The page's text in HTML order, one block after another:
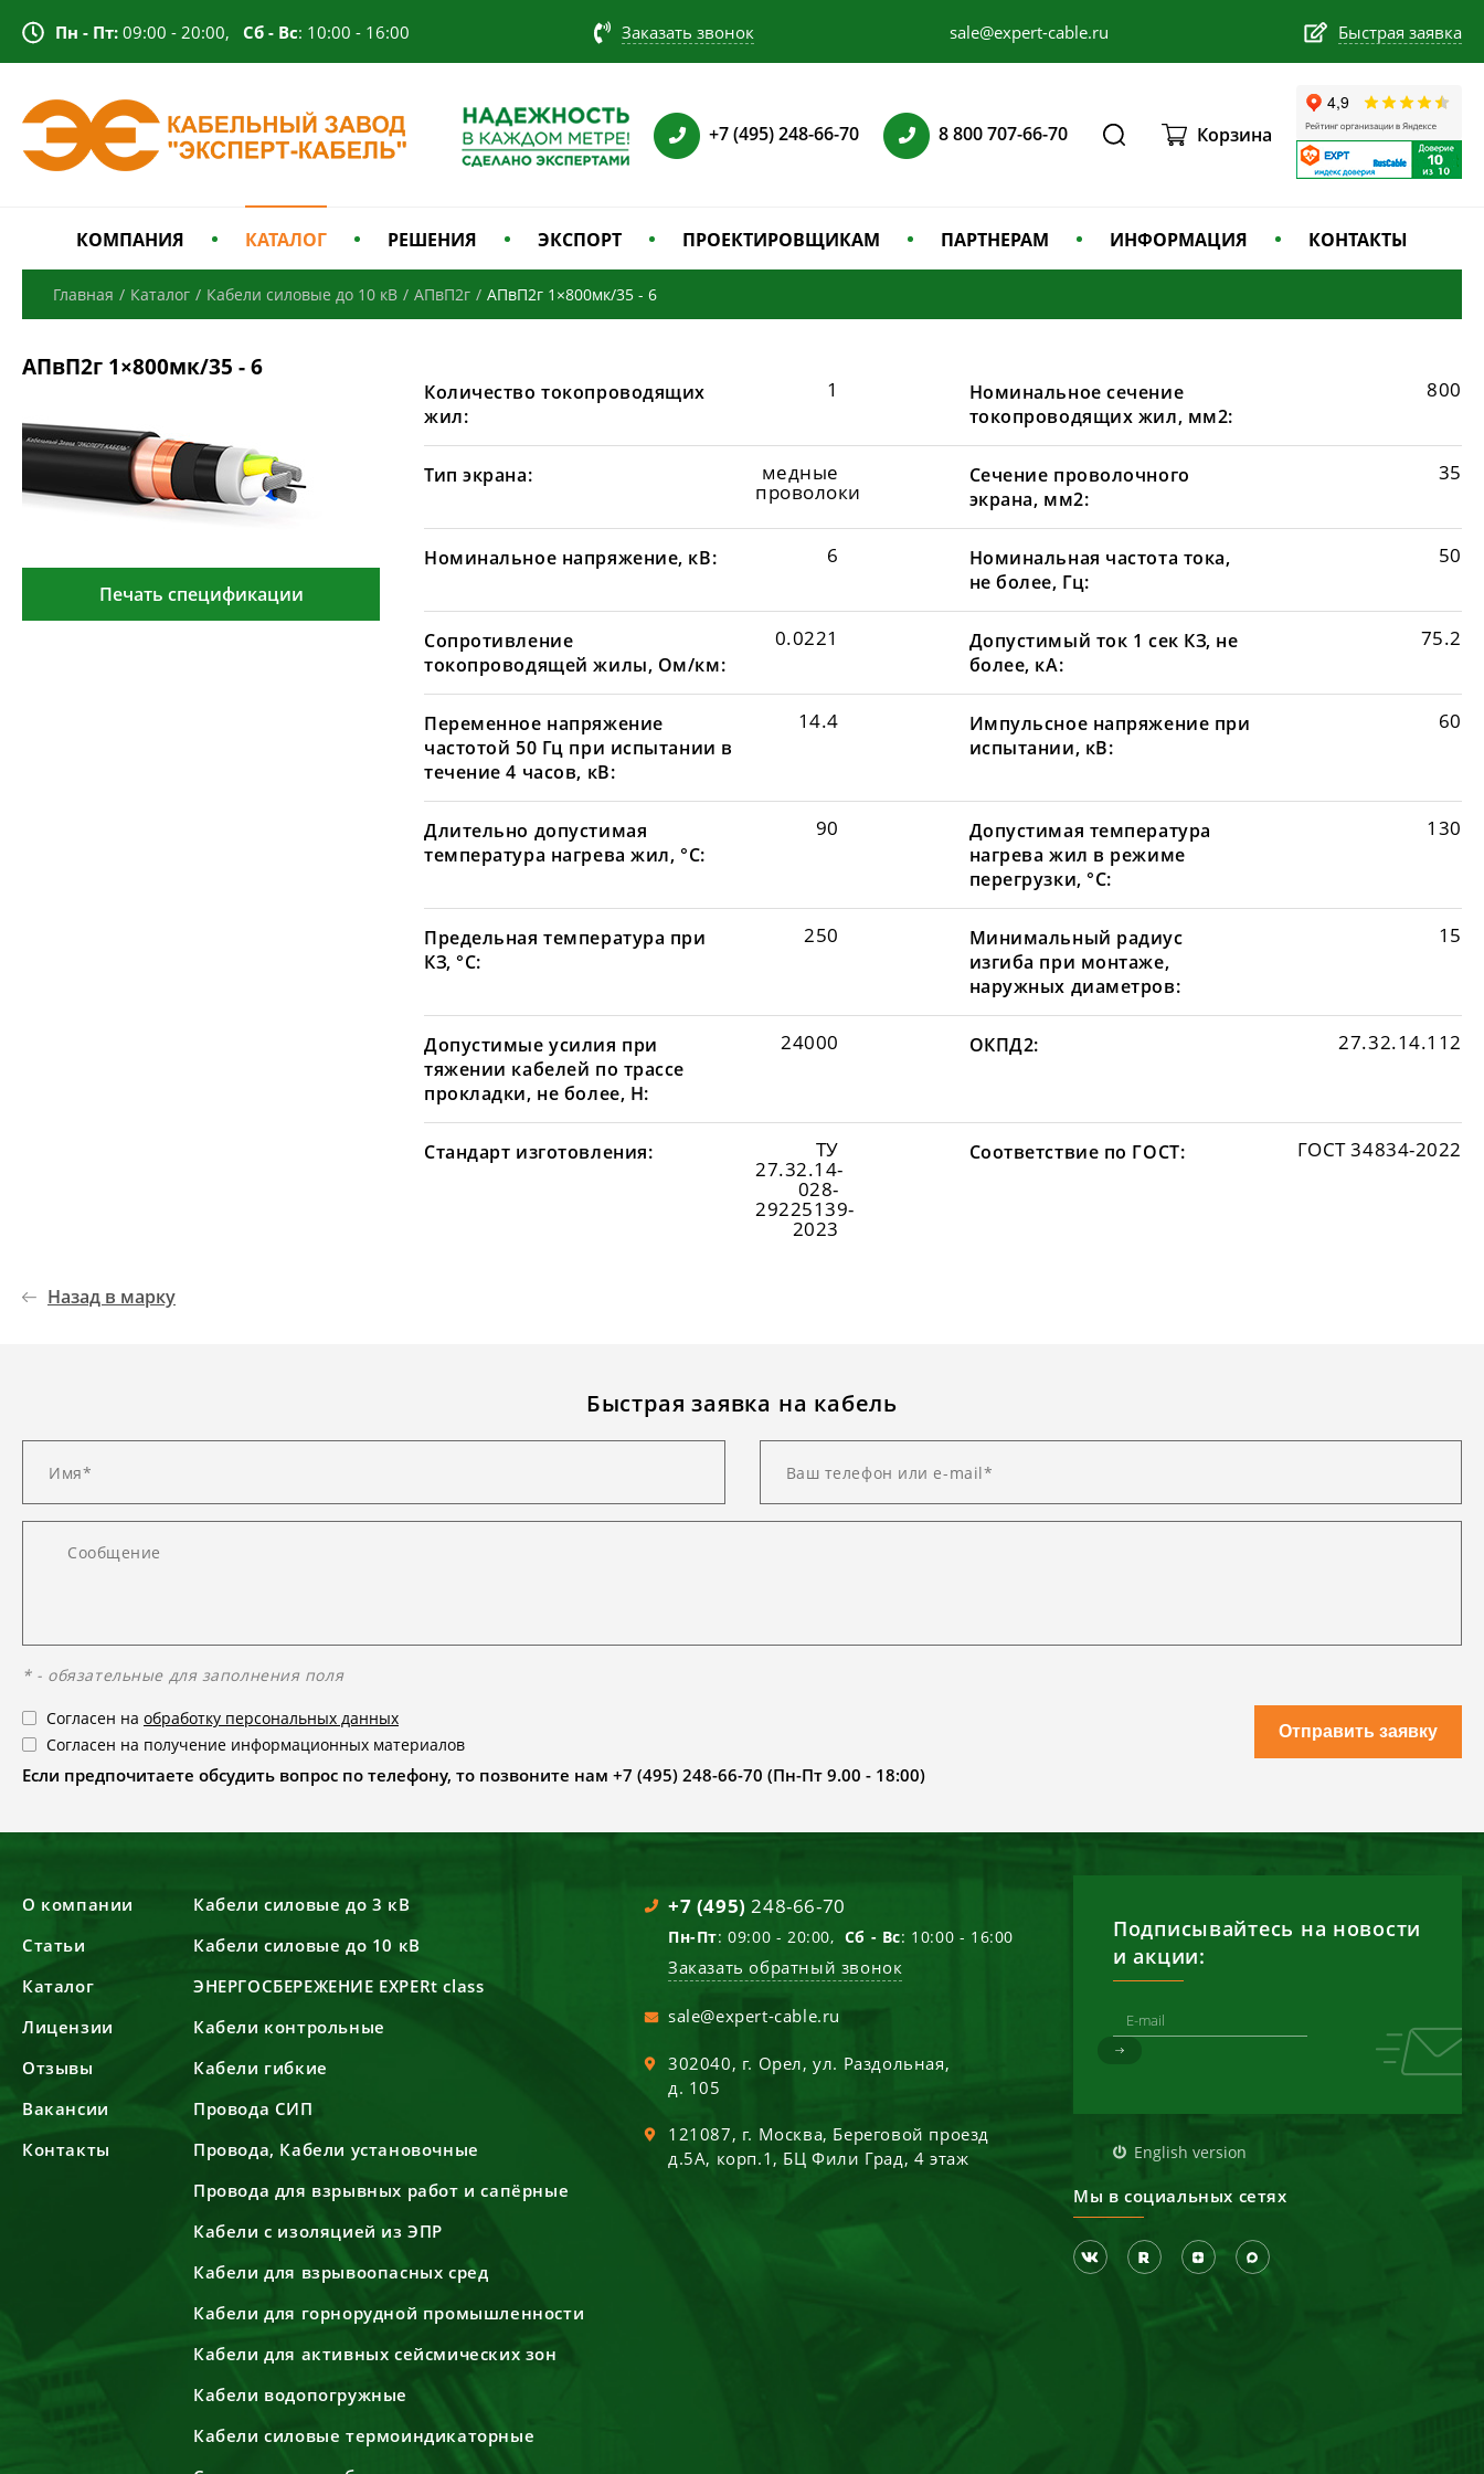
Пн - Пт: 09:00 - 20:00, Сб - Вс: 10:00 - 16:00 Заказать звонок sale@expert-cable.ru Быстрая заявка
+7 (495) 248-66-70 8 800 707-66-70 Корзина
КОМПАНИЯ КАТАЛОГ РЕШЕНИЯ ЭКСПОРТ ПРОЕКТИРОВЩИКАМ ПАРТНЕРАМ ИНФОРМАЦИЯ КОНТАКТЫ
Главная / Каталог / Кабели силовые до 10 кВ / АПвП2г / АПвП2г 1×800мк/35 - 6
АПвП2г 1×800мк/35 - 6
Печать спецификации
Количество токопроводящих
жил:
1
Номинальное сечение
токопроводящих жил, мм2:
800
Тип экрана: медные
проволоки
Сечение проволочного
экрана, мм2:
35
Номинальное напряжение, кВ: 6
Номинальная частота тока,
не более, Гц:
50
Сопротивление
токопроводящей жилы, Ом/км:
0.0221
Допустимый ток 1 сек КЗ, не
более, кА:
75.2
Переменное напряжение
частотой 50 Гц при испытании в
течение 4 часов, кВ:
14.4
Импульсное напряжение при
испытании, кВ:
60
Длительно допустимая
температура нагрева жил, °С:
90
Допустимая температура
нагрева жил в режиме
перегрузки, °С:
130
Предельная температура при
КЗ, °С:
250
Минимальный радиус
изгиба при монтаже,
наружных диаметров:
15
Допустимые усилия при
тяжении кабелей по трассе
прокладки, не более, Н:
24000 ОКПД2: 27.32.14.112
Стандарт изготовления: ТУ
27.32.14-
028-
29225139-
2023
Соответствие по ГОСТ: ГОСТ 34834-2022
Назад в марку
Быстрая заявка на кабель
* - обязательные для заполнения поля
Согласен на обработку персональных данных
Согласен на получение информационных материалов
Если предпочитаете обсудить вопрос по телефону, то позвоните нам +7 (495) 248-66-70 (Пн-Пт 9.00 - 18:00)
Отправить заявку
О компании
Статьи
Каталог
Лицензии
Отзывы
Вакансии
Контакты
Кабели силовые до 3 кВ
Кабели силовые до 10 кВ
ЭНЕРГОСБЕРЕЖЕНИЕ EXPERt class
Кабели контрольные
Кабели гибкие
Провода СИП
Провода, Кабели установочные
Провода для взрывных работ и сапёрные
Кабели с изоляцией из ЭПР
Кабели для взрывоопасных сред
Кабели для горнорудной промышленности
Кабели для активных сейсмических зон
Кабели водопогружные
Кабели силовые термоиндикаторные
+7 (495) 248-66-70
Пн-Пт: 09:00 - 20:00, Сб - Вс: 10:00 - 16:00
Заказать обратный звонок
sale@expert-cable.ru
302040, г. Орел,ул. Раздольная,
д. 105
121087, г. Москва, Береговой проезд
д.5А, корп.1, БЦ Фили Град, 4 этаж
Подписывайтесь на новости
и акции:
English version
Мы в социальных сетях